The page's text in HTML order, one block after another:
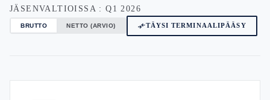
JÄSENVALTIOISSA : Q1 2026
BRUTTO NETTO (ARVIO) compare_arrowsTÄYSI TERMINAALIPÄÄSY